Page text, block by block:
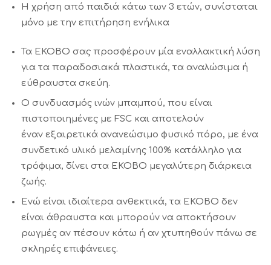
Η χρήση από παιδιά κάτω των 3 ετών, συνίσταται
μόνο με την επιτήρηση ενήλικα
Τα EKOBO σας προσφέρουν μία εναλλακτική λύση
για τα παραδοσιακά πλαστικά, τα αναλώσιμα ή
εύθραυστα σκεύη.
Ο συνδυασμός ινών μπαμπού, που είναι
πιστοποιημένες με FSC και αποτελούν
έναν εξαιρετικά ανανεώσιμο φυσικό πόρο, με ένα
συνδετικό υλικό μελαμίνης 100% κατάλληλο για
τρόφιμα, δίνει στα EKOBO μεγαλύτερη διάρκεια
ζωής.
Ενώ είναι ιδιαίτερα ανθεκτικά, τα EKOBO δεν
είναι άθραυστα και μπορούν να αποκτήσουν
ρωγμές αν πέσουν κάτω ή αν χτυπηθούν πάνω σε
σκληρές επιφάνειες.